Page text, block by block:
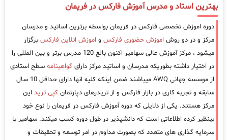
بهترین استاد و مدرس آموزش فارکس در فریمان
دوره اموزش تخصصی فارکس در فریمان بواسطه برترین اساتید و مدرسان
مرکز و در دو روش اموزش حضوری فارکس و اموزش انلاین فارکس برگزار
میشود ، مرکز آموزش عالی سهامیر اکنون بالغ 120 مدرس برتر و بین المللی را
در اختیار داشته بطوریکه مدرسان و اساتید مرکز دارای گواهینامه سطح استادی
از موسسه جهانی AWQ میباشند ضمن اینکه کلیه انها دارای حداقل 10 سال
سابقه و تجربه کاری در بازار فارکس و از تریدرهای دپارتمان کپی ترید این
مرکز هستند. یکی از دلایلی که دوره آموزش فارکس در فریمان را نوع خود
بینظیر کرده اطلاعاتی است که دانشپذیر در طول دوره کسب میکند. سهامیر با
سرمایه گذاری های متعدد که بصورت مداوم در امر توسعه و تحقیقات و